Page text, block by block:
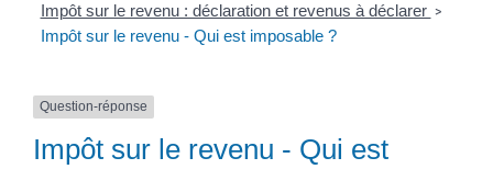
Impôt sur le revenu : déclaration et revenus à déclarer >
Impôt sur le revenu - Qui est imposable ?
Question-réponse
Impôt sur le revenu - Qui est